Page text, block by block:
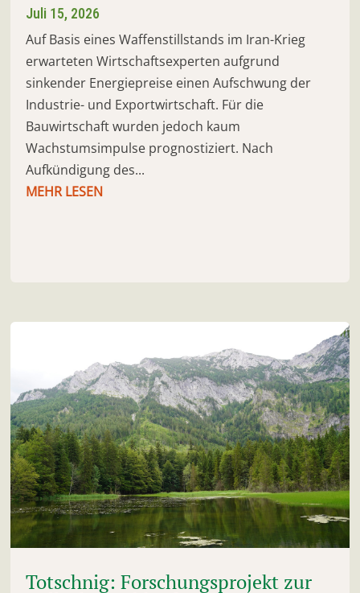
Juli 15, 2026
Auf Basis eines Waffenstillstands im Iran-Krieg
erwarteten Wirtschaftsexperten aufgrund
sinkender Energiepreise einen Aufschwung der
Industrie- und Exportwirtschaft. Für die
Bauwirtschaft wurden jedoch kaum
Wachstumsimpulse prognostiziert. Nach
Aufkündigung des...
MEHR LESEN
Totschnig: Forschungsprojekt zur